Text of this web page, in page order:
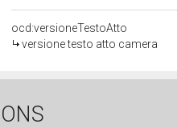
ocd:versioneTestoAtto
versione testo atto camera